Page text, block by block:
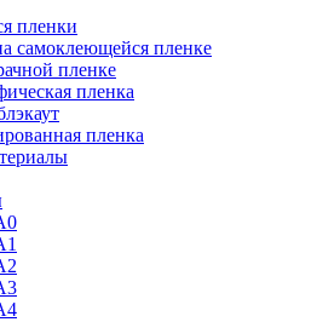
пленки
самоклеющейся пленке
пленке
пленка
пленка